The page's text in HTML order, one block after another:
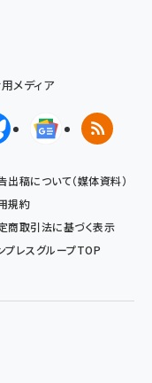
メディア
ス)BlueskyGoogleニュ
RSS
出稿について（媒体資料）
規約
商取引法に基づく表示
プレスグループTOP